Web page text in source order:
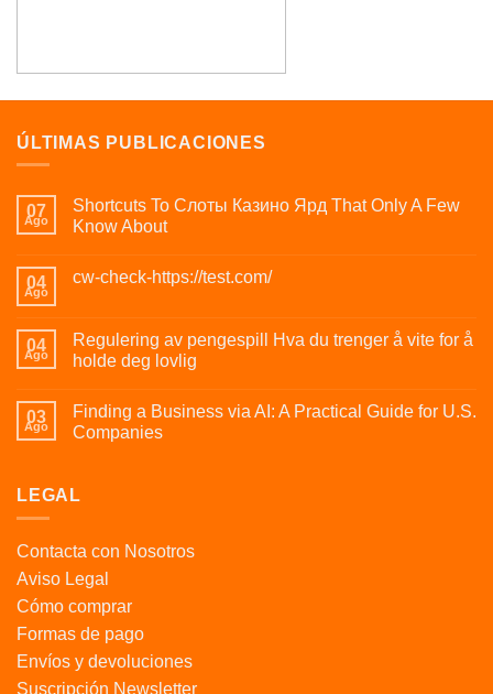
ÚLTIMAS PUBLICACIONES
07
Ago
Shortcuts To Слоты Казино Ярд That Only A Few
Know About
04
Ago
cw-check-https://test.com/
04
Ago
Regulering av pengespill Hva du trenger å vite for å
holde deg lovlig
03
Ago
Finding a Business via AI: A Practical Guide for U.S.
Companies
LEGAL
Contacta con Nosotros
Aviso Legal
Cómo comprar
Formas de pago
Envíos y devoluciones
Suscripción Newsletter